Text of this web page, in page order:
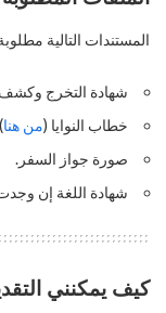
المستندات التالية
شهادة التخرج
خطاب النوايا (من هنا
صورة جواز السفر.
شهادة اللغة إن
كيف يمكنني